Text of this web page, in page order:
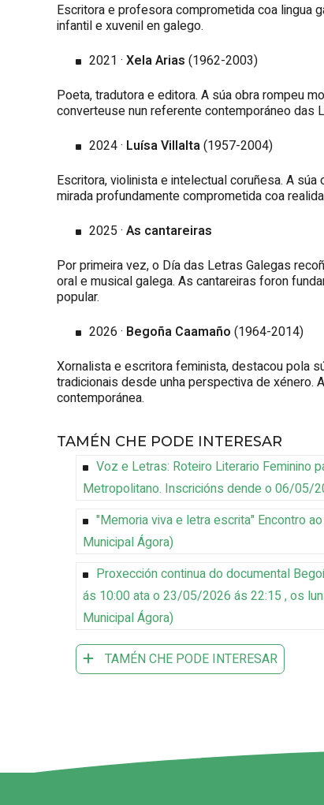
Escritora e profesora comprometida coa lingua
infantil e xuvenil en galego.
2021 · Xela Arias (1962-2003)
Poeta, tradutora e editora. A súa obra rompeu
converteuse nun referente contemporáneo das
2024 · Luísa Villalta(1957-2004)
Escritora, violinista e intelectual coruñesa. A
mirada profundamente comprometida coa
2025 · As cantareiras
Por primeira vez, o Día das Letras Galegas
oral e musical galega. As cantareiras foron
popular.
2026 · Begoña Caamaño (1964-2014)
Xornalista e escritora feminista, destacou pola
tradicionais desde unha perspectiva de xénero.
contemporánea.
TAMÉN CHE PODE INTERESAR
Voz e Letras: Roteiro Literario Feminino
Metropolitano. Inscricións dende o 06/05/
"Memoria viva e letra escrita" Encontro
Municipal Ágora)
Proxección continua do documental
ás 10:00 ata o 23/05/2026 ás 22:15 , os
Municipal Ágora)
TAMÉN CHE PODE INTERESAR